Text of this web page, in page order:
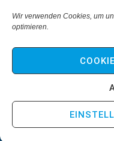
Wir verwenden Cookies, um
optimieren.
Impressum &